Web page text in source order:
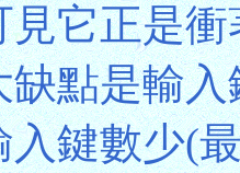
它正是
點是輸
鍵數少(